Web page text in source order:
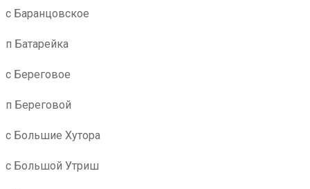
с Баранцовское
п Батарейка
с Береговое
п Береговой
с Большие Хутора
с Большой Утриш